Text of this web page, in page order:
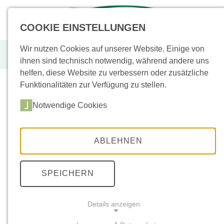
+49
Muschelkalk, Splitt
Sortiment(Neu/
(33)
Sockel (3)
Keramik (72)
Poolplatten (3)
COOKIE EINSTELLUNGEN
Wir nutzen Cookies auf unserer Website. Einige von
ihnen sind technisch notwendig, während andere uns
helfen, diese Website zu verbessern oder zusätzliche
Funktionalitäten zur Verfügung zu stellen.
Notwendige Cookies
ABLEHNEN
SPEICHERN
Details anzeigen